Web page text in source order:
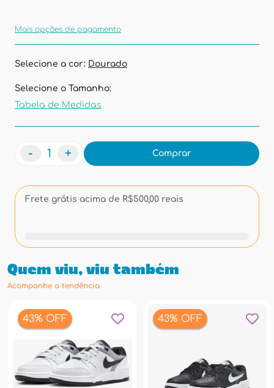
Mais opções de pagamento
Selecione a cor: Dourado
Selecione o Tamanho:
Tabela de Medidas
- + Comprar
Frete grátis acima de R$500,00 reais
Quem viu, viu também
Acompanhe a tendência
43% OFF 43% OFF